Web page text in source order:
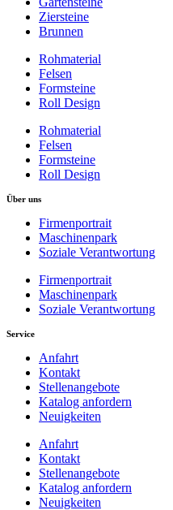
Ziersteine
Brunnen
Rohmaterial
Felsen
Formsteine
Roll Design
Rohmaterial
Felsen
Formsteine
Roll Design
Über uns
Firmenportrait
Maschinenpark
Soziale Verantwortung
Firmenportrait
Maschinenpark
Soziale Verantwortung
Service
Anfahrt
Kontakt
Stellenangebote
Katalog anfordern
Neuigkeiten
Anfahrt
Kontakt
Stellenangebote
Katalog anfordern
Neuigkeiten